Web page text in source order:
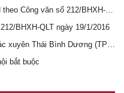
BHXH-QLT ngày 19/1/2016
bắt buộc